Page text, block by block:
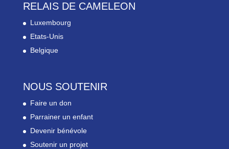
RELAIS DE CAMELEON
Luxembourg
Etats-Unis
Belgique
NOUS SOUTENIR
Faire un don
Parrainer un enfant
Devenir bénévole
Soutenir un projet